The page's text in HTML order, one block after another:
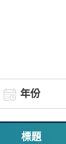
標題